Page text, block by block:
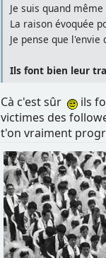
Je suis quand
La raison évoquée
Je pense que
Ils font bien leur
Cà c'est sûr
ils
victimes des
t'on vraiment